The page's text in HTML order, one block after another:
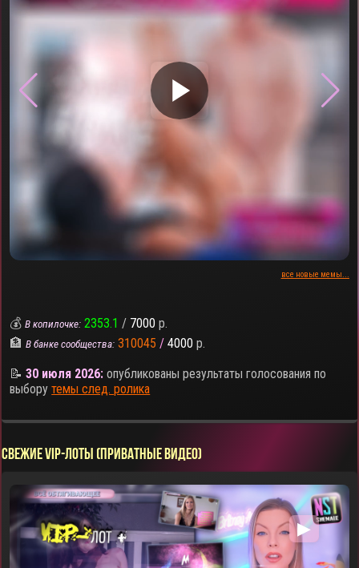
▶
все новые мемы...
💰В копилочке: 2353.1 / 7000 р.
🏦В банке сообщества: 310045 / 4000 р.
📝30 июля 2026: опубликованы результаты голосования по
выборутемы след. ролика
СВЕЖИЕ VIP-ЛОТЫ (ПРИВАТНЫЕ ВИДЕО)
▶